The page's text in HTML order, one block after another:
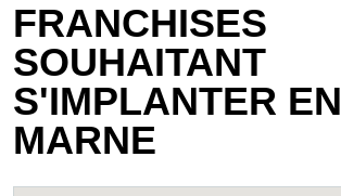
FRANCHISES
SOUHAITANT
S'IMPLANTER EN
MARNE